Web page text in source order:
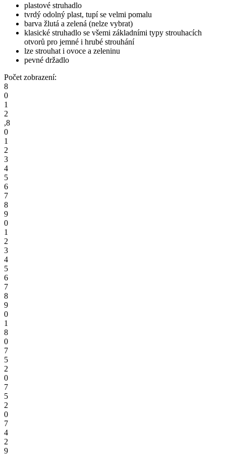
plastové struhadlo
tvrdý odolný plast, tupí se velmi pomalu
barva žlutá a zelená (nelze vybrat)
klasické struhadlo se všemi základními typy strouhacích
otvorů pro jemné i hrubé strouhání
lze strouhat i ovoce a zeleninu
pevné držadlo
Počet zobrazení:
8
0
1
2
,8
0
1
2
3
4
5
6
7
8
9
0
1
2
3
4
5
6
7
8
9
0
1
8
0
7
5
2
0
7
5
2
0
7
4
2
9